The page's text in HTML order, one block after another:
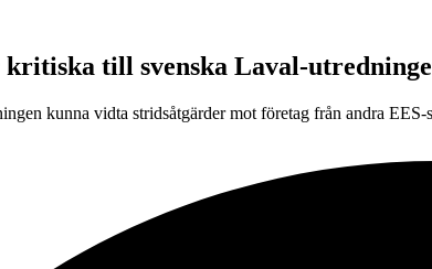
till svenska Laval-
kunna vidta stridsåtgärder mot företag från andra